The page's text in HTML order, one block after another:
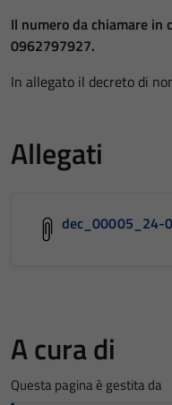
Il numero da chiamare in
0962797927.
In allegato il decreto di
Allegati
dec_00005_24-
A cura di
Questa pagina è gestita da